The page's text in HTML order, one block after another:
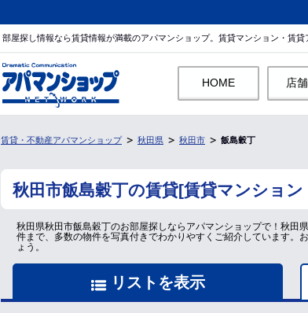
部屋探し情報なら賃貸情報が満載のアパマンショップ。賃貸マンション・賃貸
HOME 店
賃貸・不動産アパマンショップ 秋田県 秋田市 飯島穀丁
秋田市飯島穀丁の賃貸[賃貸マンショ
秋田県秋田市飯島穀丁のお部屋探しならアパマンショップで！秋田
件まで、多数の物件を写真付きでわかりやすくご紹介しています。
ょう。
リストを表示